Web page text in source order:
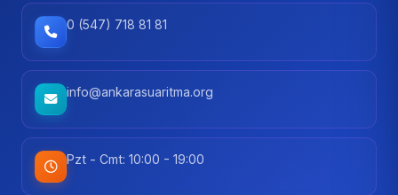
0 (547) 718 81 81
info@ankarasuaritma.org
Pzt - Cmt: 10:00 - 19:00